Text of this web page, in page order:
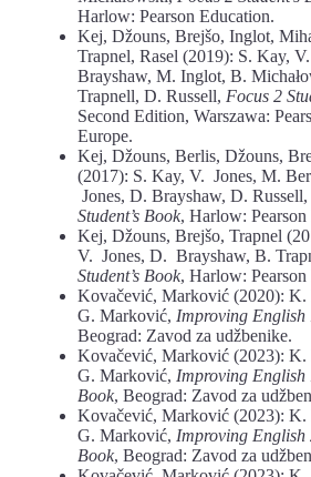
Harlow: Pearson Education.
Kej, Džouns, Brejšo, Inglot,
Trapnel, Rasel (2019): S. Kay,
Brayshaw, M. Inglot, B.
Trapnell, D. Russell, Focus 2
Second Edition, Warszawa:
Europe.
Kej, Džouns, Berlis, Džouns,
(2017): S. Kay, V. Jones, M.
Jones, D. Brayshaw, D. Russell,
Student’s Book, Harlow: Pearson
Kej, Džouns, Brejšo, Trapnel
V. Jones, D. Brayshaw, B.
Student’s Book, Harlow: Pearson
Kovačević, Marković (2020): K.
G. Marković, Improving English
Beograd: Zavod za udžbenike.
Kovačević, Marković (2023): K.
G. Marković, Improving English
Book, Beograd: Zavod za
Kovačević, Marković (2023): K.
G. Marković, Improving English
Book, Beograd: Zavod za